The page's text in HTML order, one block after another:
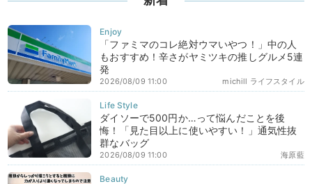
「ファミマのコレ絶対ウマいやつ！」中の人
もおすすめ！辛さがヤミツキの推しグルメ5連
発
michill ライフスタイル
2026/08/09 11:00
ダイソーで500円か…って悩んだことを後
悔！「見た目以上に使いやすい！」通気性抜
群なバッグ
海原藍
2026/08/09 11:00